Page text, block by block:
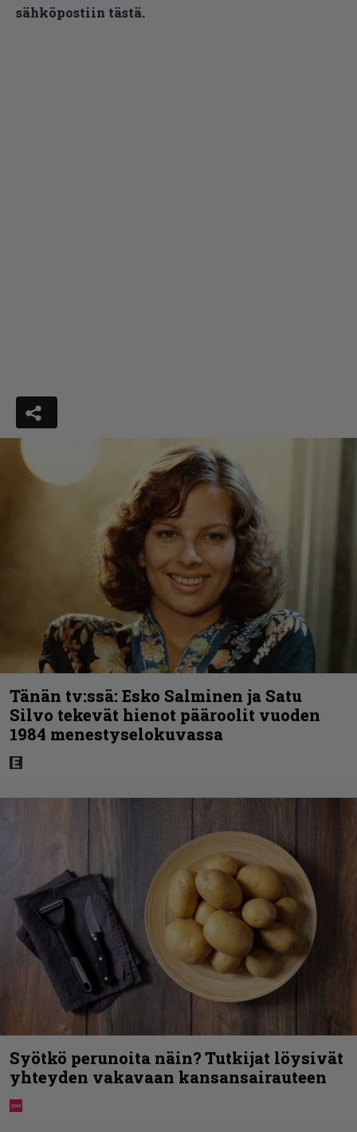
sähköpostiin tästä.
Tänän tv:ssä: Esko Salminen ja Satu
Silvo tekevät hienot pääroolit vuoden
1984 menestyselokuvassa
Syötkö perunoita näin? Tutkijat löysivät
yhteyden vakavaan kansansairauteen